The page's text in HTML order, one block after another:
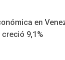
en
9,1%